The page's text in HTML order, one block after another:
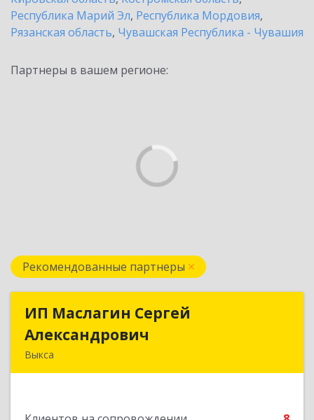
Республика Марий Эл, Республика Мордовия,
Рязанская область, Чувашская Республика - Чувашия
Партнеры в вашем регионе:
Рекомендованные партнеры
ИП Маслагин Сергей
Александрович
Выкса
ИП Маслагин Сергей